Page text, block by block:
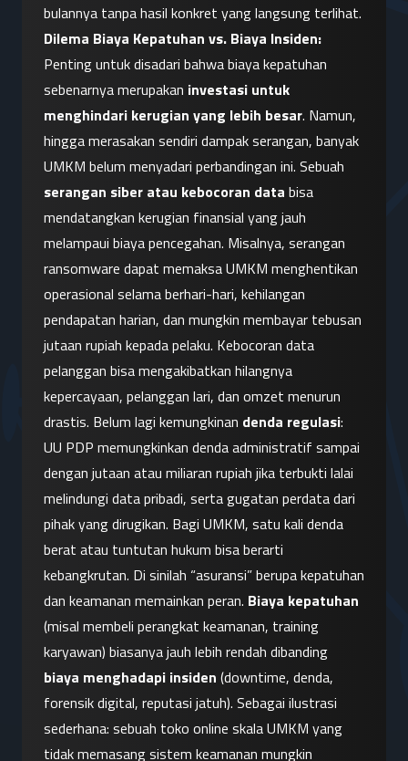
bulannya tanpa hasil konkret yang langsung terlihat.
Dilema Biaya Kepatuhan vs. Biaya Insiden:
Penting untuk disadari bahwa biaya kepatuhan
sebenarnya merupakan investasi untuk
menghindari kerugian yang lebih besar. Namun,
hingga merasakan sendiri dampak serangan, banyak
serangan siber atau kebocoran data bisa
mendatangkan kerugian finansial yang jauh
melampaui biaya pencegahan. Misalnya, serangan
ransomware dapat memaksa UMKM menghentikan
operasional selama berhari-hari, kehilangan
pendapatan harian, dan mungkin membayar tebusan
jutaan rupiah kepada pelaku. Kebocoran data
pelanggan bisa mengakibatkan hilangnya
kepercayaan, pelanggan lari, dan omzet menurun
drastis. Belum lagi kemungkinan denda regulasi:
UU PDP memungkinkan denda administratif sampai
dengan jutaan atau miliaran rupiah jika terbukti lalai
melindungi data pribadi, serta gugatan perdata dari
pihak yang dirugikan. Bagi UMKM, satu kali denda
berat atau tuntutan hukum bisa berarti
kebangkrutan. Di sinilah “asuransi” berupa kepatuhan
dan keamanan memainkan peran. Biaya kepatuhan
(misal membeli perangkat keamanan, training
biaya menghadapi insiden (downtime, denda,
forensik digital, reputasi jatuh). Sebagai ilustrasi
sederhana: sebuah toko online skala UMKM yang
tidak memasang sistem keamanan mungkin